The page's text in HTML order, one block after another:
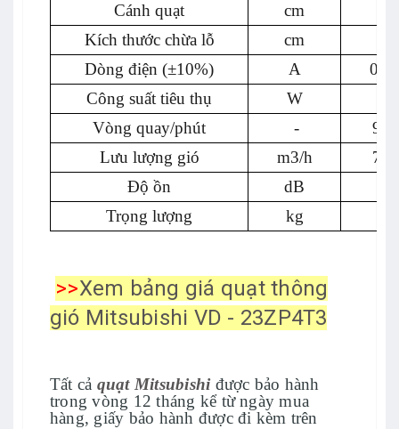
Cánh quạt
cm
Kích thước chừa lỗ
cm
Dòng điện (±10%)
A
Công suất tiêu thụ
W
Vòng quay/phút
-
930
Lưu lượng gió
m3/h
715
Độ ồn
dB
Trọng lượng
kg
>>Xem bảng giá quạt thông
gió Mitsubishi VD - 23ZP4T3
Tất cả quạt Mitsubishi được bảo hành
trong vòng 12 tháng kể từ ngày mua
hàng, giấy bảo hành được đi kèm trên